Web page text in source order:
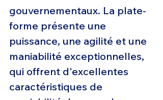
gouvernementaux. La plate-
forme présente une
puissance, une agilité et une
maniabilité exceptionnelles,
qui offrent d'excellentes
caractéristiques de